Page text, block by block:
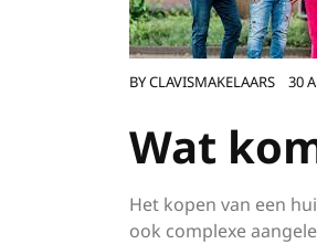
BYCLAVISMAKELAARS 30
Wat
Het kopen van een
ook complexe